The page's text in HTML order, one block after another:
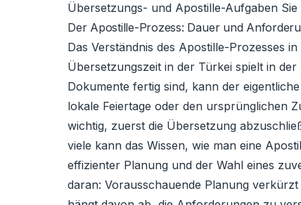
Übersetzungs- und Apostille-Aufgaben
Der Apostille-Prozess: Dauer und
Das Verständnis des Apostille-Prozesses
Übersetzungszeit in der Türkei spielt in
Dokumente fertig sind, kann der
lokale Feiertage oder den ursprünglichen
wichtig, zuerst die Übersetzung
viele kann das Wissen, wie man eine
effizienter Planung und der Wahl eines
daran: Vorausschauende Planung